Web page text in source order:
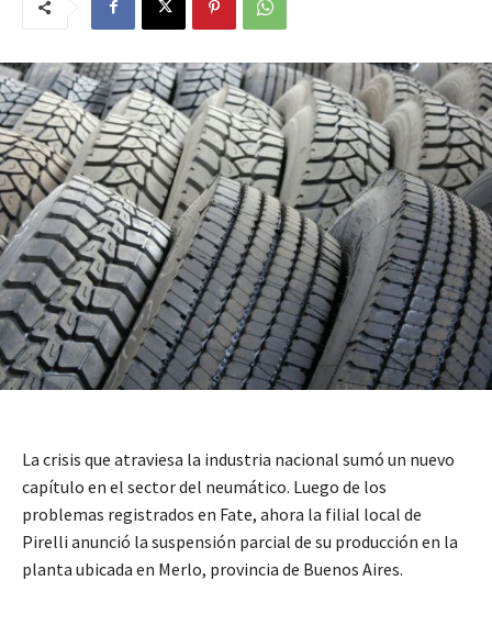
La crisis que atraviesa la industria nacional sumó un nuevo
capítulo en el sector del neumático. Luego de los
problemas registrados en Fate, ahora la filial local de
Pirelli anunció la suspensión parcial de su producción en la
planta ubicada en Merlo, provincia de Buenos Aires.